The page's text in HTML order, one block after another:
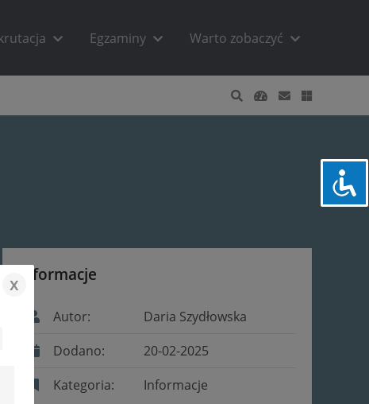
Egzaminy Warto zobaczyć
Informacje
Autor:
Daria Szydłowska
Dodano:
20-02-2025
Kategoria:
Informacje
x